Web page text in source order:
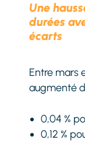
Une
durées
écarts
Entre mars
augmenté
0,04 %
0,12 %